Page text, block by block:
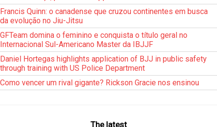
Francis Quinn: o canadense que cruzou continentes em busca
da evolução no Jiu-Jitsu
GFTeam domina o feminino e conquista o título geral no
Internacional Sul-Americano Master da IBJJF
Daniel Hortegas highlights application of BJJ in public safety
through training with US Police Department
Como vencer um rival gigante? Rickson Gracie nos ensinou
The latest